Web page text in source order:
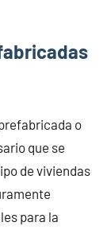
o
que se
de viviendas
para la